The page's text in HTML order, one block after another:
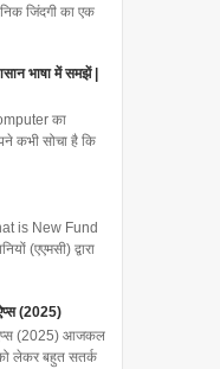
जिंदगी का एक
भाषा में समझें |
का
कभी सोचा है कि
is New Fund
(एएमसी) द्वारा
(2025)
(2025) आजकल
लेकर बहुत सतर्क